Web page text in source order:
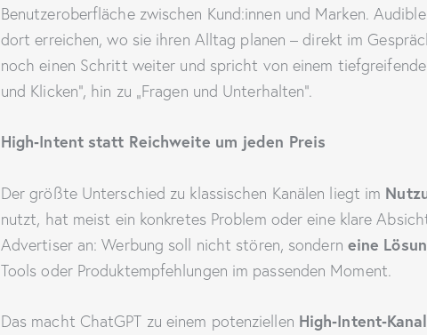
Benutzeroberfläche zwischen Kund:innen und Marken.
dort erreichen, wo sie ihren Alltag planen – direkt im
noch einen Schritt weiter und spricht von einem
und Klicken“, hin zu „Fragen und Unterhalten“.
High‑Intent statt Reichweite um jeden Preis
Der größte Unterschied zu klassischen Kanälen liegt im
nutzt, hat meist ein konkretes Problem oder eine klare
Advertiser an: Werbung soll nicht stören, sondern eine
Tools oder Produktempfehlungen im passenden Moment.
Das macht ChatGPT zu einem potenziellen High‑Intent‑Kanal